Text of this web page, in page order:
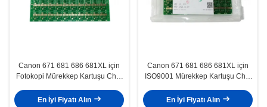
Canon 671 681 686 681XL için
Fotokopi Mürekkep Kartuşu Chip
En İyi Fiyatı Alın
Canon 671 681 686 681XL için
ISO9001 Mürekkep Kartuşu Chip
En İyi Fiyatı Alın